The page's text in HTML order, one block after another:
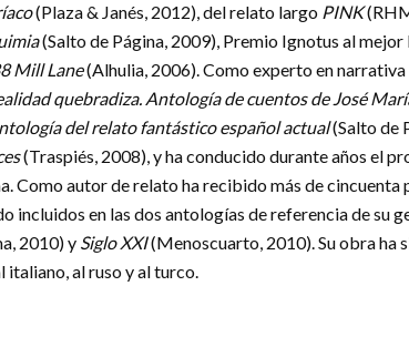
(Plaza & Janés, 2012), del relato largo PINK
(Salto de Página, 2009), Premio Ignotus al
Mill Lane(Alhulia, 2006). Como experto en
quebradiza. Antología de cuentos de José
del relato fantástico español actual(Salto de
(Traspiés, 2008), y ha conducido durante años el
Como autor de relato ha recibido más de
incluidos en las dos antologías de referencia de su
2010) y Siglo XXI(Menoscuarto, 2010). Su obra ha
italiano, al ruso y al turco.